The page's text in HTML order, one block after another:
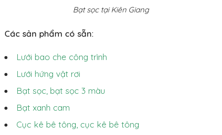
Bạt sọc tại Kiên Giang
Các sản phẩm có sẵn:
Lưới bao che công trình
Lưới hứng vật rơi
Bạt sọc, bạt sọc 3 màu
Bạt xanh cam
Cục kê bê tông, cục kê bê tông